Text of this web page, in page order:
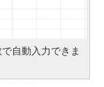
自動入力できま